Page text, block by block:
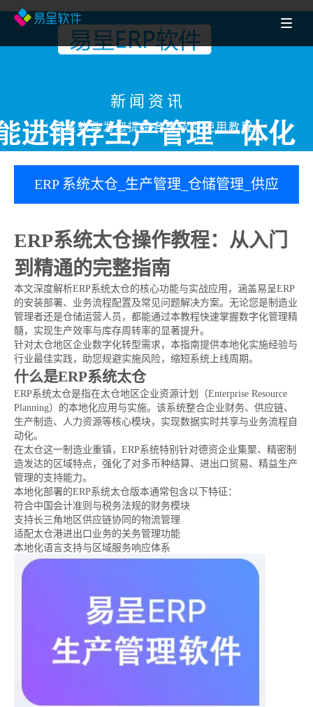
新闻资讯
易呈软件为您提供各类软件使用教程
ERP 系统太仓_生产管理_仓储管理_供应
完整指南
ERP系统太仓操作教程：从入门
到精通的完整指南
本文深度解析ERP系统太仓的核心功能与实战应用，涵盖易呈ERP
的安装部署、业务流程配置及常见问题解决方案。无论您是制造业
管理者还是仓储运营人员，都能通过本教程快速掌握数字化管理精
髓，实现生产效率与库存周转率的显著提升。
针对太仓地区企业数字化转型需求，本指南提供本地化实施经验与
行业最佳实践，助您规避实施风险，缩短系统上线周期。
什么是ERP系统太仓
ERP系统太仓是指在太仓地区企业资源计划（Enterprise Resource
Planning）的本地化应用与实施。该系统整合企业财务、供应链、
生产制造、人力资源等核心模块，实现数据实时共享与业务流程自
动化。
在太仓这一制造业重镇，ERP系统特别针对德资企业集聚、精密制
造发达的区域特点，强化了对多币种结算、进出口贸易、精益生产
管理的支持能力。
本地化部署的ERP系统太仓版本通常包含以下特征：
符合中国会计准则与税务法规的财务模块
支持长三角地区供应链协同的物流管理
适配太仓港进出口业务的关务管理功能
本地化语言支持与区域服务响应体系